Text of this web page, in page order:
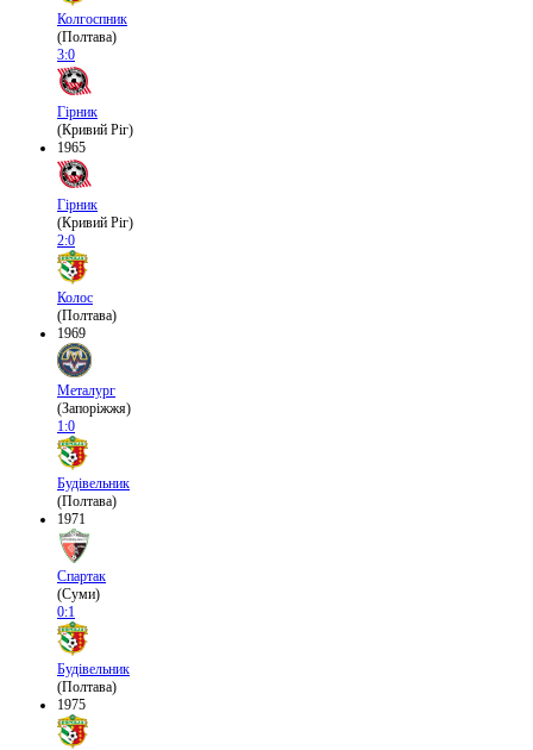
Колгоспник
(Полтава)
3:0
Гірник
(Кривий Ріг)
1965
Гірник
(Кривий Ріг)
2:0
Колос
(Полтава)
1969
Металург
(Запоріжжя)
1:0
Будівельник
(Полтава)
1971
Спартак
(Суми)
0:1
Будівельник
(Полтава)
1975